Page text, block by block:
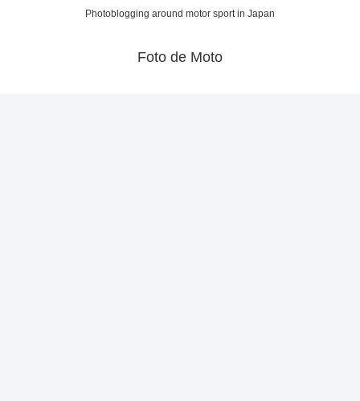
Photoblogging around motor sport in Japan
Foto de Moto